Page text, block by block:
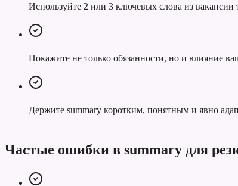
Используйте 2 или 3 ключевых слова из вакансии
Покажите не только обязанности, но и влияние
Держите summary коротким, понятным и явно
Частые ошибки в summary для